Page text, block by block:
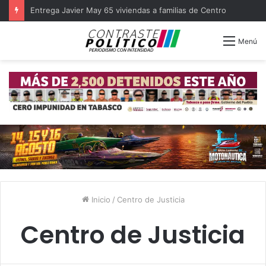
Entrega Javier May 65 viviendas a familias de Centro
Menú
Inicio / Centro de Justicia
Centro de Justicia